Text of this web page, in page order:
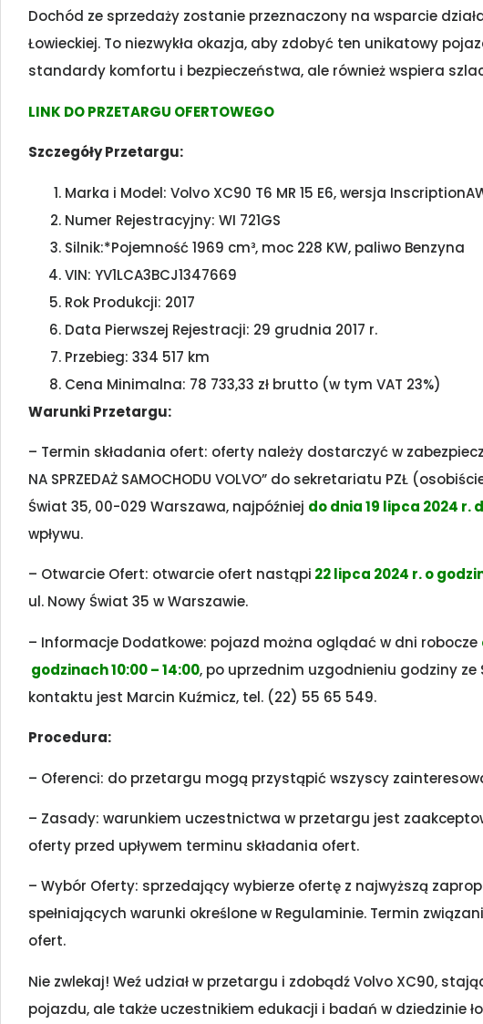
Dochód ze sprzedaży zostanie przeznaczony na wsparcie
Łowieckiej. To niezwykła okazja, aby zdobyć ten unikatowy
standardy komfortu i bezpieczeństwa, ale również wspiera
LINK DO PRZETARGU OFERTOWEGO
Szczegóły Przetargu:
Marka i Model: Volvo XC90 T6 MR 15 E6, wersja
Numer Rejestracyjny: WI 721GS
Silnik:*Pojemność 1969 cm³, moc 228 KW, paliwo Benzyna
VIN: YV1LCA3BCJ1347669
Rok Produkcji: 2017
Data Pierwszej Rejestracji: 29 grudnia 2017 r.
Przebieg: 334 517 km
Cena Minimalna: 78 733,33 zł brutto (w tym VAT 23%)
Warunki Przetargu:
– Termin składania ofert: oferty należy dostarczyć w
NA SPRZEDAŻ SAMOCHODU VOLVO” do sekretariatu PZŁ
Świat 35, 00-029 Warszawa, najpóźniej do dnia 19 lipca 2024 r.
wpływu.
– Otwarcie Ofert: otwarcie ofert nastąpi 22 lipca 2024 r. o
ul. Nowy Świat 35 w Warszawie.
– Informacje Dodatkowe: pojazd można oglądać w dni robocze
godzinach 10:00 – 14:00, po uprzednim uzgodnieniu godziny
kontaktu jest Marcin Kuźmicz, tel. (22) 55 65 549.
Procedura:
– Oferenci: do przetargu mogą przystąpić wszyscy
– Zasady: warunkiem uczestnictwa w przetargu jest
oferty przed upływem terminu składania ofert.
– Wybór Oferty: sprzedający wybierze ofertę z najwyższą
spełniających warunki określone w Regulaminie. Termin
ofert.
Nie zwlekaj! Weź udział w przetargu i zdobądź Volvo XC90,
pojazdu, ale także uczestnikiem edukacji i badań w dziedzinie